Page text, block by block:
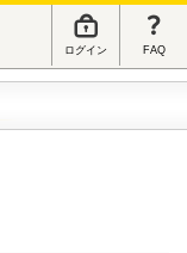
ログイン FAQ